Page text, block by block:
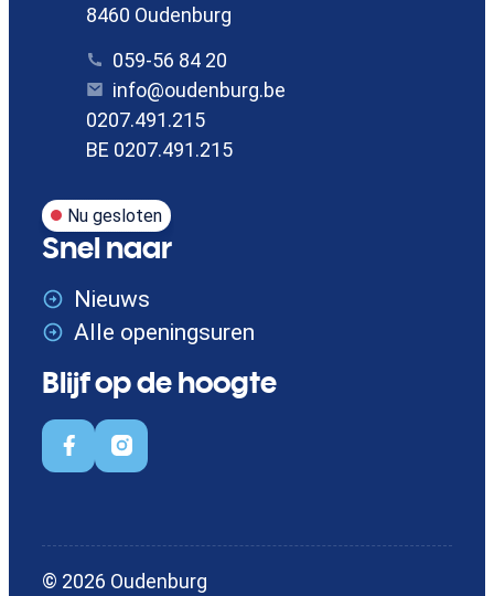
Nu gesloten
,8460 Oudenburg
059-56 84 20
E-mail
info@oudenburg.be
Ondernemingsnummer
0207.491.215
BTW nr.BE 0207.491.215
Snel naar
Nieuws
Alle openingsuren
Blijf op de hoogte
FacebookInstagram
© 2026 Oudenburg